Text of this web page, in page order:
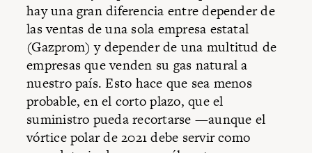
hay una gran diferencia entre depender de
las ventas de una sola empresa estatal
(Gazprom) y depender de una multitud de
empresas que venden su gas natural a
nuestro país. Esto hace que sea menos
probable, en el corto plazo, que el
suministro pueda recortarse —aunque el
vórtice polar de 2021 debe servir como